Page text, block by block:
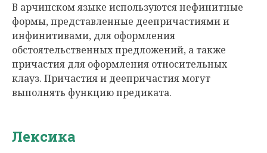
В арчинском языке используются нефинитные
формы, представленные деепричастиями и
инфинитивами, для оформления
обстоятельственных предложений, а также
причастия для оформления относительных
клауз. Причастия и деепричастия могут
выполнять функцию предиката.
Лексика